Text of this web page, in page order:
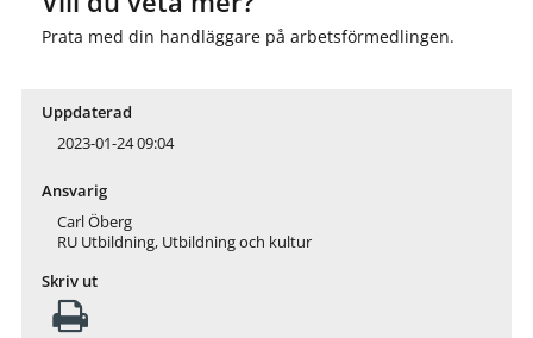
Prata med din handläggare på arbetsförmedlingen.
Uppdaterad
2023-01-24 09:04
Ansvarig
Carl Öberg
RU Utbildning, Utbildning och kultur
Skriv ut